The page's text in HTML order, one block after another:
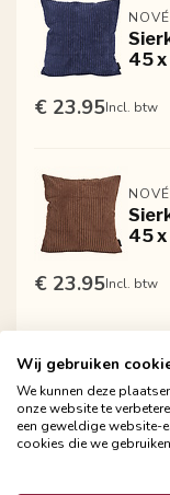
45 x
€ 23.95Incl. btw
45 x
€ 23.95Incl. btw
Wij gebruiken
We kunnen deze
onze website te
een geweldige website-
cookies die we